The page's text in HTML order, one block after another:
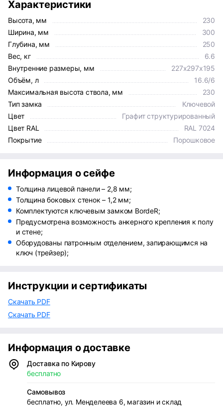
Характеристики
Высота, мм
230
Ширина, мм
300
Глубина, мм
250
Вес, кг
6.6
Внутренние размеры, мм
227x297x195
Объём, л
16.6/6
Максимальная высота ствола, мм
230
Тип замка
Ключевой
Цвет
Графит структурированный
Цвет RAL
RAL 7024
Покрытие
Порошковое
Информация о сейфе
Толщина лицевой панели – 2,8 мм;
Толщина боковых стенок – 1,2 мм;
Комплектуются ключевым замком BordeR;
Предусмотрена возможность анкерного крепления к полу
и стене;
Оборудованы патронным отделением, запирающимся на
ключ (трейзер);
Инструкции и сертификаты
Скачать PDF
Скачать PDF
Информация о доставке
Доставка по Кирову
бесплатно
Самовывоз
бесплатно, ул. Менделеева 6, магазин и склад